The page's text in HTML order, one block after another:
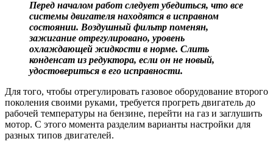
Перед началом работ следует убедиться, что все
системы двигателя находятся в исправном
состоянии. Воздушный фильтр поменян,
зажигание отрегулировано, уровень
охлаждающей жидкости в норме. Слить
конденсат из редуктора, если он не новый,
удостовериться в его исправности.
Для того, чтобы отрегулировать газовое оборудование второго
поколения своими руками, требуется прогреть двигатель до
рабочей температуры на бензине, перейти на газ и заглушить
мотор. С этого момента разделим варианты настройки для
разных типов двигателей.